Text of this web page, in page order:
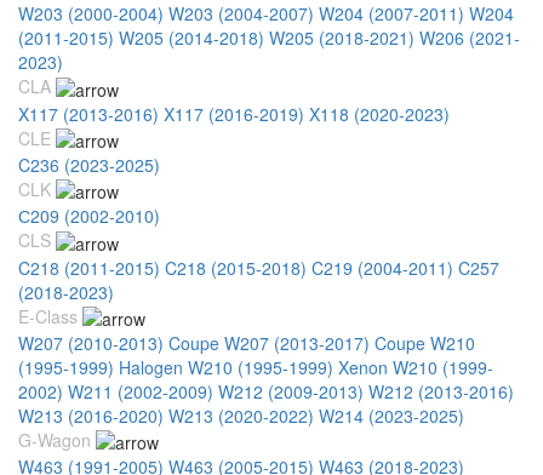
W203 (2000-2004) W203 (2004-2007) W204 (2007-2011) W204
(2011-2015) W205 (2014-2018) W205 (2018-2021) W206 (2021-
2023)
CLA
X117 (2013-2016) X117 (2016-2019) X118 (2020-2023)
CLE
C236 (2023-2025)
CLK
С209 (2002-2010)
CLS
C218 (2011-2015) C218 (2015-2018) C219 (2004-2011) C257
(2018-2023)
E-Class
W207 (2010-2013) Coupe W207 (2013-2017) Coupe W210
(1995-1999) Halogen W210 (1995-1999) Xenon W210 (1999-
2002) W211 (2002-2009) W212 (2009-2013) W212 (2013-2016)
W213 (2016-2020) W213 (2020-2022) W214 (2023-2025)
G-Wagon
W463 (1991-2005) W463 (2005-2015) W463 (2018-2023)